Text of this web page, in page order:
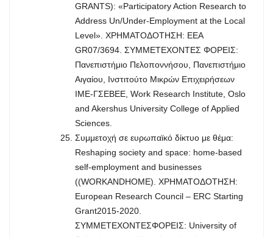
GRANTS): «Participatory Action Research to
Address Un/Under-Employment at the Local
Level». ΧΡΗΜΑΤΟΔΟΤΗΣΗ: EEA
GR07/3694. ΣΥΜΜΕΤΕΧΟΝΤΕΣ ΦΟΡΕΙΣ:
Πανεπιστήμιο Πελοποννήσου, Πανεπιστήμιο
Αιγαίου, Ινστιτούτο Μικρών Επιχειρήσεων
ΙΜΕ-ΓΣΕΒΕΕ, Work Research Institute, Oslo
and Akershus University College of Applied
Sciences.
Συμμετοχή σε ευρωπαϊκό δίκτυο με θέμα:
Reshaping society and space: home-based
self-employment and businesses
((WORKANDHOME). ΧΡΗΜΑΤΟΔΟΤΗΣΗ:
European Research Council – ERC Starting
Grant2015-2020.
ΣΥΜΜΕΤΕΧΟΝΤΕΣΦΟΡΕΙΣ: University of